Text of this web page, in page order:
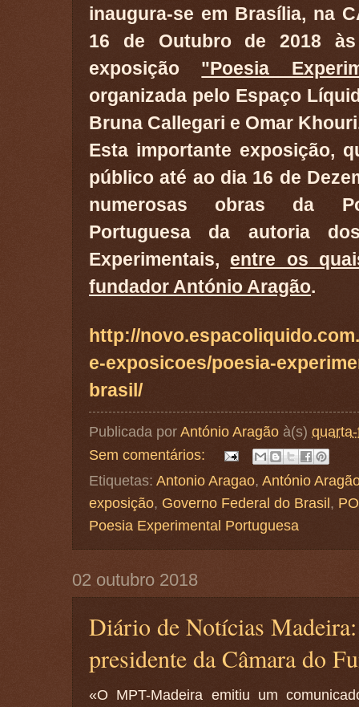
inaugura-se em Brasília, na
16 de Outubro de 2018
exposição "Poesia
organizada pelo Espaço
Bruna Callegari e Omar
Esta importante exposição,
público até ao dia 16 de
numerosas obras da
Portuguesa da autoria
Experimentais, entre os
fundador António Aragão.
http://
e-exposicoes/poesia-
brasil/
Publicada por António Aragão à(s)
Sem comentários:
Etiquetas: Antonio Aragao, António
exposição, Governo Federal do Brasil,
Poesia Experimental Portuguesa
02 outubro 2018
Diário de Notícias
presidente da Câmara do
«O MPT-Madeira emitiu um